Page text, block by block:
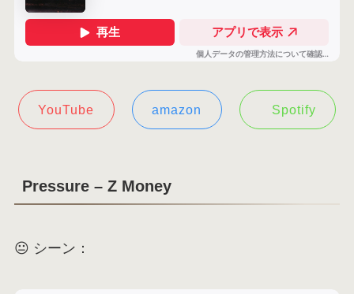
YouTube amazon Spotify
Pressure – Z Money
😐 シーン：